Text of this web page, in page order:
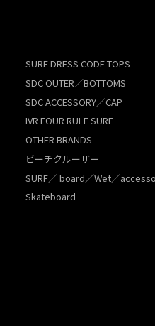
SURF DRESS CODE TOPS
SDC OUTER／BOTTOMS
SDC ACCESSORY／CAP
IVR FOUR RULE SURF
OTHER BRANDS
ビーチクルーザー
SURF／ board／Wet／
Skateboard